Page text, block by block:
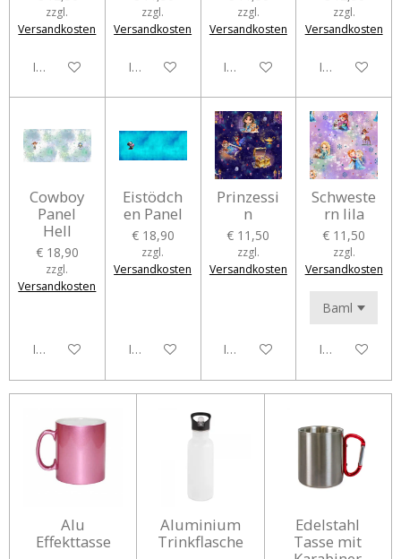
zzgl.
Versandkosten
In den Warenkorb
zzgl.
Versandkosten
In den Warenkorb
zzgl.
Versandkosten
In den Warenkorb
zzgl.
Versandkosten
In den
Cowboy
Panel
Hell
€ 18,90
zzgl.
Versandkosten
In den Warenkorb
Eistödch
en Panel
€ 18,90
zzgl.
Versandkosten
In den Warenkorb
Prinzessi
n
€ 11,50
zzgl.
Versandkosten
In den Warenkorb
Schweste
rn lila
€ 11,50
zzgl.
Versandkosten
In den
Alu
Effekttasse
Aluminium
Trinkflasche
Edelstahl
Tasse mit